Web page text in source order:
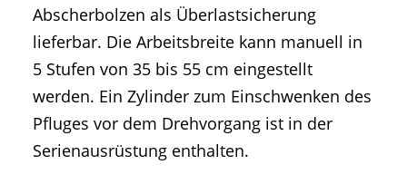
Abscherbolzen als Überlastsicherung
lieferbar. Die Arbeitsbreite kann manuell in
5 Stufen von 35 bis 55 cm eingestellt
werden. Ein Zylinder zum Einschwenken des
Pfluges vor dem Drehvorgang ist in der
Serienausrüstung enthalten.